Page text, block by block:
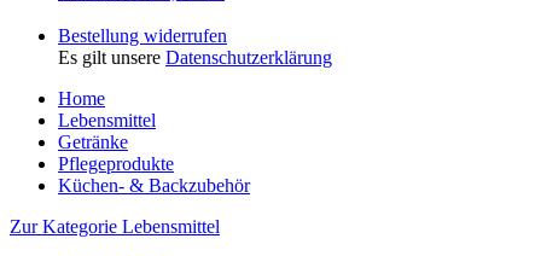
Bestellung widerrufen
Es gilt unsere Datenschutzerklärung
Home
Lebensmittel
Getränke
Pflegeprodukte
Küchen- & Backzubehör
Zur Kategorie Lebensmittel